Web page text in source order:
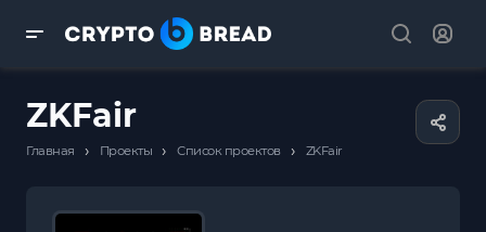
ZKFair
Главная › Проекты › Список проектов › ZKFair